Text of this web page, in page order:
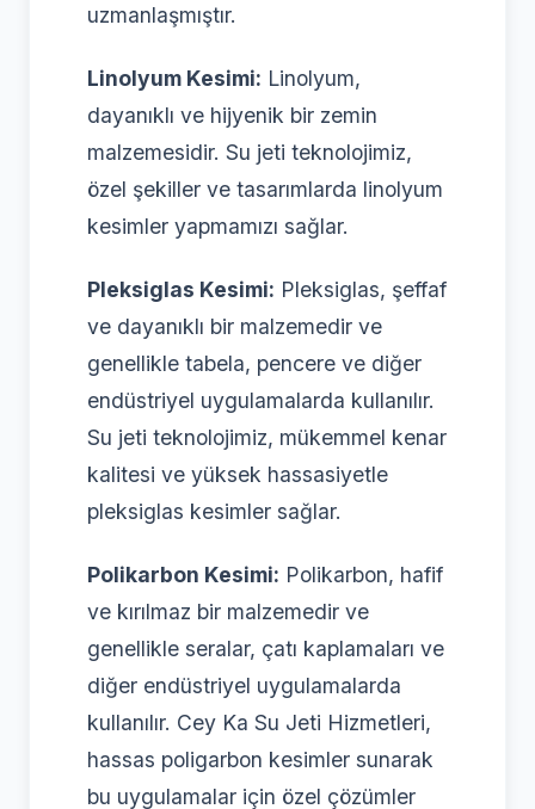
uzmanlaşmıştır.
Linolyum Kesimi: Linolyum,
dayanıklı ve hijyenik bir zemin
malzemesidir. Su jeti teknolojimiz,
özel şekiller ve tasarımlarda linolyum
kesimler yapmamızı sağlar.
Pleksiglas Kesimi: Pleksiglas, şeffaf
ve dayanıklı bir malzemedir ve
genellikle tabela, pencere ve diğer
endüstriyel uygulamalarda kullanılır.
Su jeti teknolojimiz, mükemmel kenar
kalitesi ve yüksek hassasiyetle
pleksiglas kesimler sağlar.
Polikarbon Kesimi: Polikarbon, hafif
ve kırılmaz bir malzemedir ve
genellikle seralar, çatı kaplamaları ve
diğer endüstriyel uygulamalarda
kullanılır. Cey Ka Su Jeti Hizmetleri,
hassas poligarbon kesimler sunarak
bu uygulamalar için özel çözümler